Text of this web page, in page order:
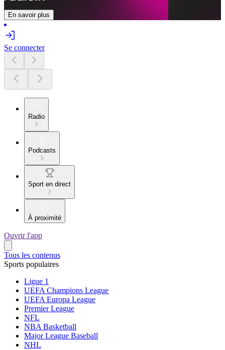
En savoir plus
Se connecter
Radio
Podcasts
Sport en direct
À proximité
Ouvrir l'app
Tous les contenus
Sports populaires
Ligue 1
UEFA Champions League
UEFA Europa League
Premier League
NFL
NBA Basketball
Major League Baseball
NHL